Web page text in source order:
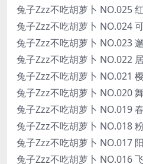
兔子Zzz不吃胡萝卜 NO.025
兔子Zzz不吃胡萝卜 NO.024
兔子Zzz不吃胡萝卜 NO.023
兔子Zzz不吃胡萝卜 NO.022
兔子Zzz不吃胡萝卜 NO.021
兔子Zzz不吃胡萝卜 NO.020
兔子Zzz不吃胡萝卜 NO.019
兔子Zzz不吃胡萝卜 NO.018
兔子Zzz不吃胡萝卜 NO.017
兔子Zzz不吃胡萝卜 NO.016